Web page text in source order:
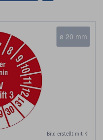
Bild erstellt mit KI
ø 20 mm